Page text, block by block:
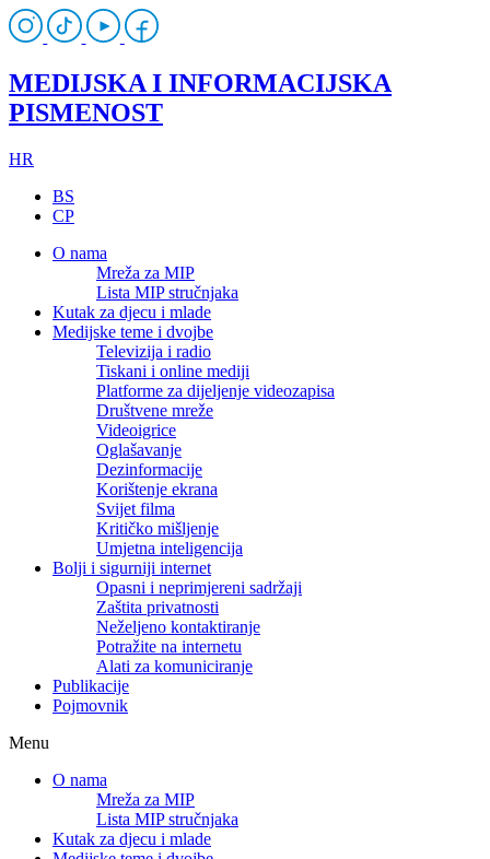
MEDIJSKA I INFORMACIJSKA
PISMENOST
HR
BS
CP
O nama
Mreža za MIP
Lista MIP stručnjaka
Kutak za djecu i mlade
Medijske teme i dvojbe
Televizija i radio
Tiskani i online mediji
Platforme za dijeljenje videozapisa
Društvene mreže
Videoigrice
Oglašavanje
Dezinformacije
Korištenje ekrana
Svijet filma
Kritičko mišljenje
Umjetna inteligencija
Bolji i sigurniji internet
Opasni i neprimjereni sadržaji
Zaštita privatnosti
Neželjeno kontaktiranje
Potražite na internetu
Alati za komuniciranje
Publikacije
Pojmovnik
Menu
O nama
Mreža za MIP
Lista MIP stručnjaka
Kutak za djecu i mlade